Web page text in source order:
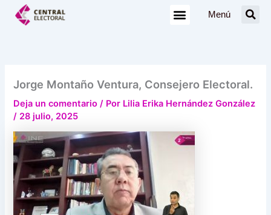
Menú
Jorge Montaño Ventura, Consejero Electoral.
Deja un comentario / Por Lilia Erika Hernández González
/ 28 julio, 2025